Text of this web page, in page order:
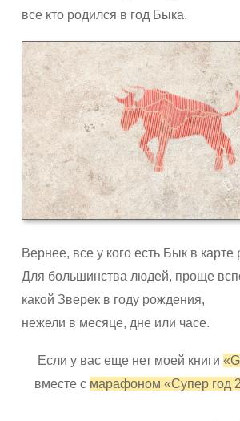
все кто родился в год Быка.
Вернее, все у кого есть Бык в карте
Для большинства людей, проще
какой Зверек в году рождения,
нежели в месяце, дне или часе.
Если у вас еще нет моей книги
вместе с марафоном «Супер год